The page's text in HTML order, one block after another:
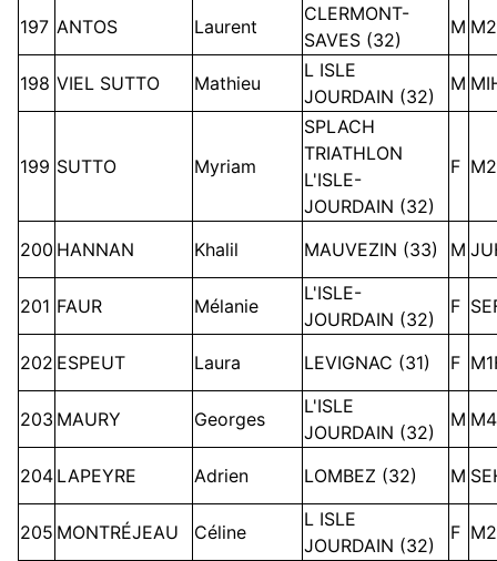
197 ANTOS Laurent
CLERMONT-
SAVES (32)
M
198 VIEL SUTTO Mathieu
L ISLE
JOURDAIN (32)
M
199 SUTTO Myriam
SPLACH
TRIATHLON
L'ISLE-
JOURDAIN (32)
F
200 HANNAN Khalil MAUVEZIN (33) M
201 FAUR Mélanie
L'ISLE-
JOURDAIN (32)
F
202 ESPEUT Laura LEVIGNAC (31) F
203 MAURY Georges
L'ISLE
JOURDAIN (32)
M
204 LAPEYRE Adrien LOMBEZ (32) M
205 MONTRÉJEAU Céline
L ISLE
JOURDAIN (32)
F